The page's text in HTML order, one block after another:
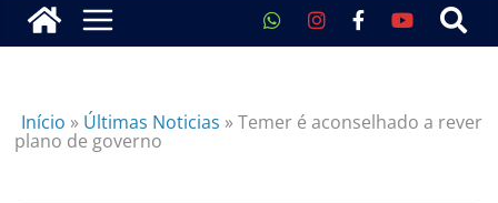
Início » Últimas Noticias »Temer é aconselhado a rever
plano de governo